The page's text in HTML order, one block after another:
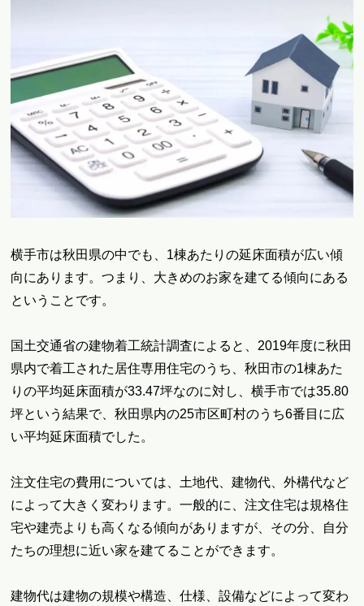
横手市は秋田県の中でも、1棟あたりの延床面積が広い傾
向にあります。つまり、大きめのお家を建てる傾向にある
ということです。
国土交通省の建物着工統計調査によると、2019年度に秋田
県内で着工された居住専用住宅のうち、秋田市の1棟あた
りの平均延床面積が33.47坪なのに対し、横手市では35.80
坪という結果で、秋田県内の25市区町村のうち6番目に広
い平均延床面積でした。
注文住宅の費用については、土地代、建物代、外構代など
によって大きく変わります。一般的に、注文住宅は規格住
宅や建売よりも高くなる傾向がありますが、その分、自分
たちの理想に近い家を建てることができます。
建物代は建物の規模や構造、仕様、設備などによって変わ